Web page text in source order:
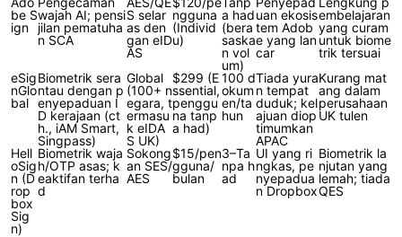
be S
ign
wajah AI; pensi
jilan pematuha
n SCA
S selar
as den
gan eID
AS
ngguna
(Individ
u)
a had
(bera
saska
n vol
um)
uan ekosis
tem Adob
e yang lan
car
embelajaran
yang curam
untuk biome
trik tersuai
eSig
nGlo
bal
Biometrik sera
ntau dengan p
enyepaduan I
D kerajaan (ct
h., iAM Smart,
Singpass)
Global
(100+ n
egara, t
ermasu
k eIDA
S UK)
$299 (E
ssential,
penggu
na tanp
a had)
100 d
okum
en/ta
hun
Tiada yura
n tempat
duduk; kel
ajuan diop
timumkan
APAC
Kurang mat
ang dalam
perusahaan
UK tulen
Hell
oSig
n (D
rop
box
Sig
n)
Biometrik waja
h/OTP asas; k
eaktifan terha
d
Sokong
an SES/
AES
$15/pen
gguna/
bulan
3–Ta
npa h
ad
UI yang ri
ngkas, pe
nyepadua
n Dropbox
Biometrik la
njutan yang
lemah; tiada
QES